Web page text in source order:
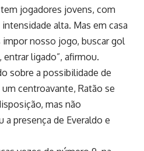
jogadores jovens, com
alta. Mas em casa
impor nosso jogo, buscar gol
ligado”, afirmou.
sobre a possibilidade de
centroavante, Ratão se
mas não
a presença de Everaldo e